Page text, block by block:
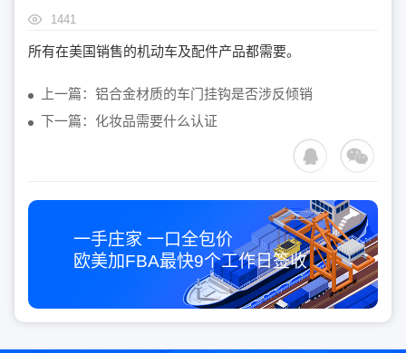
1441
所有在美国销售的机动车及配件产品都需要。
上一篇：铝合金材质的车门挂钩是否涉反倾销
下一篇：化妆品需要什么认证
一手庄家 一口全包价
欧美加FBA最快9个工作日签收